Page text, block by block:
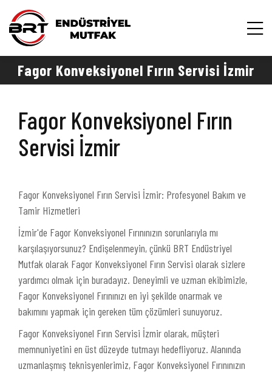
Fagor Konveksiyonel Fırın Servisi İzmir
Fagor Konveksiyonel Fırın
Servisi İzmir
Fagor Konveksiyonel Fırın Servisi İzmir: Profesyonel Bakım ve
Tamir Hizmetleri
İzmir'de Fagor Konveksiyonel Fırınınızın sorunlarıyla mı
karşılaşıyorsunuz? Endişelenmeyin, çünkü BRT Endüstriyel
Mutfak olarak Fagor Konveksiyonel Fırın Servisi olarak sizlere
yardımcı olmak için buradayız. Deneyimli ve uzman ekibimizle,
Fagor Konveksiyonel Fırınınızı en iyi şekilde onarmak ve
bakımını yapmak için gereken tüm çözümleri sunuyoruz.
Fagor Konveksiyonel Fırın Servisi İzmir olarak, müşteri
memnuniyetini en üst düzeyde tutmayı hedefliyoruz. Alanında
uzmanlaşmış teknisyenlerimiz, Fagor Konveksiyonel Fırınınızın